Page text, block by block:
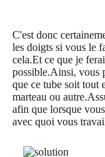
C'est donc
les doigts si vous le
cela.Et ce que je
possible.Ainsi, vous
que ce tube soit tout
marteau ou
afin que lorsque
avec quoi vous